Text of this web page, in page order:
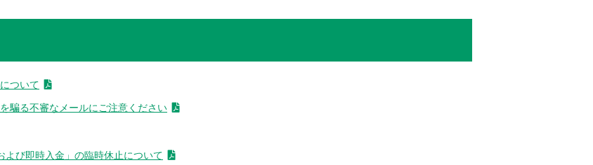
ついて
騙る不審なメールにご注意ください
よび即時入金」の臨時休止について